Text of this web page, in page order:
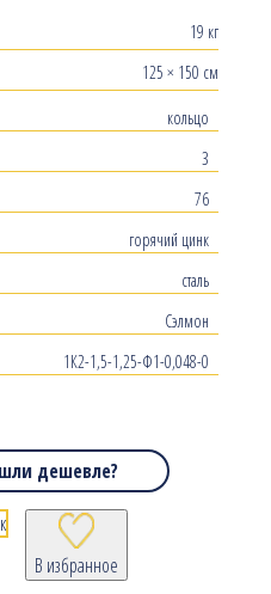
19 кг
125 × 150 см
кольцо
3
76
горячий цинк
сталь
Сэлмон
1К2-1,5-1,25-Ф1-0,048-0
дешевле?
В избранное